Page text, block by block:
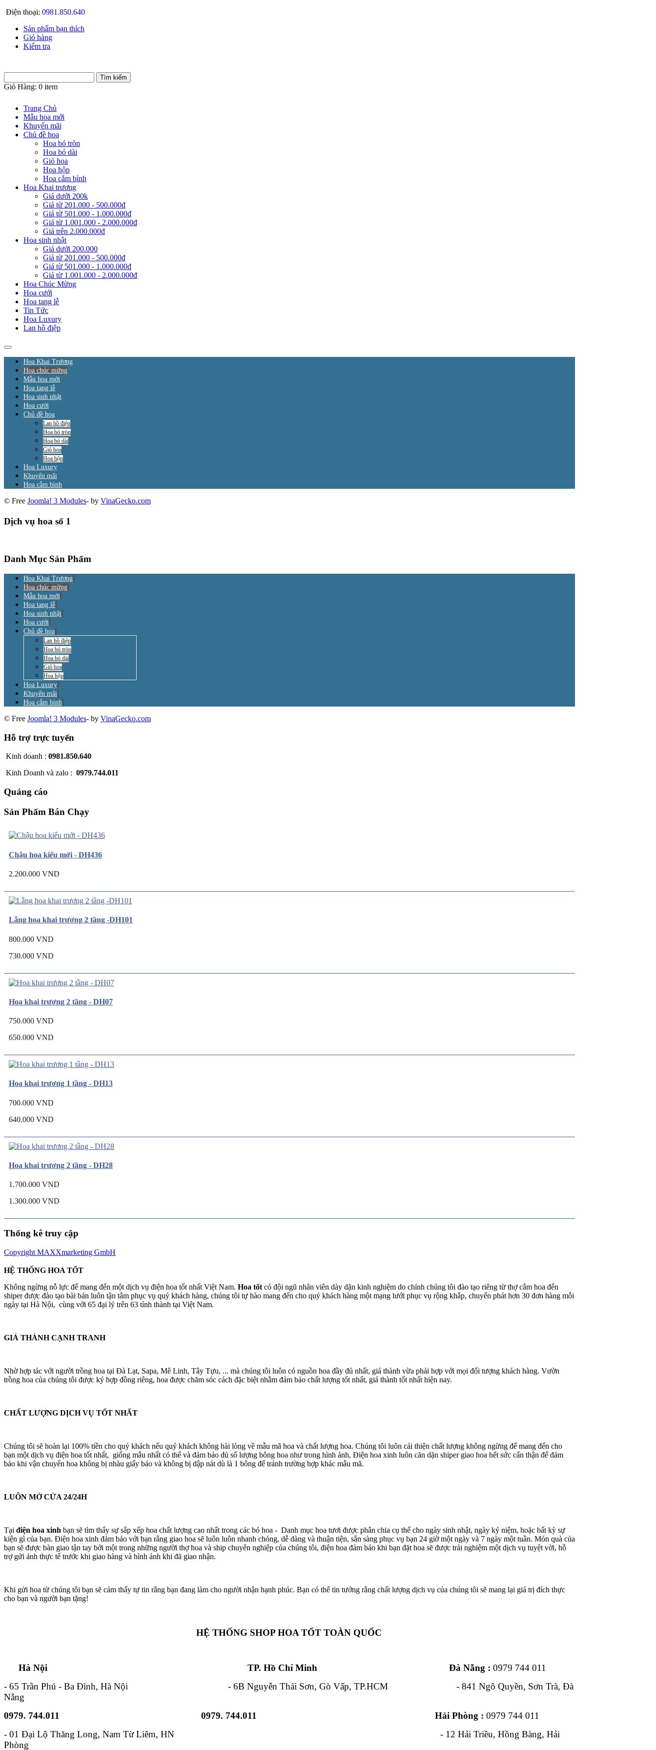
Điện thoại: 0981.850.640
Sản phẩm bạn thích
Giỏ hàng
Kiểm tra
Giỏ Hàng: 0 item
Trang Chủ
Mẫu hoa mới
Khuyến mãi
Chủ đề hoa
Hoa bó tròn
Hoa bó dài
Giỏ hoa
Hoa hộp
Hoa cắm bình
Hoa Khai trương
Giá dưới 200k
Giá từ 201.000 - 500.000đ
Giá từ 501.000 - 1.000.000đ
Giá từ 1.001.000 - 2.000.000đ
Giá trên 2.000.000đ
Hoa sinh nhật
Giá dưới 200.000
Giá từ 201.000 - 500.000đ
Giá từ 501.000 - 1.000.000đ
Giá từ 1.001.000 - 2.000.000đ
Hoa Chúc Mừng
Hoa cưới
Hoa tang lễ
Tin Tức
Hoa Luxury
Lan hồ điệp
Hoa Khai Trương
Hoa chúc mừng
Mẫu hoa mới
Hoa tang lễ
Hoa sinh nhật
Hoa cưới
Chủ đề hoa
Lan hồ điệp
Hoa bó tròn
Hoa bó dài
Giỏ hoa
Hoa hộp
Hoa Luxury
Khuyến mãi
Hoa cắm bình
© Free Joomla! 3 Modules- by VinaGecko.com
Dịch vụ hoa số 1
Danh Mục Sản Phẩm
Hoa Khai Trương
Hoa chúc mừng
Mẫu hoa mới
Hoa tang lễ
Hoa sinh nhật
Hoa cưới
Chủ đề hoa
Lan hồ điệp
Hoa bó tròn
Hoa bó dài
Giỏ hoa
Hoa hộp
Hoa Luxury
Khuyến mãi
Hoa cắm bình
© Free Joomla! 3 Modules- by VinaGecko.com
Hỗ trợ trực tuyến
Kinh doanh : 0981.850.640
Kinh Doanh và zalo : 0979.744.011
Quảng cáo
Sản Phẩm Bán Chạy
Chậu hoa kiểu mới - DH436
2.200.000 VND
Lẵng hoa khai trương 2 tầng -DH101
800.000 VND
730.000 VND
Hoa khai trương 2 tầng - DH07
750.000 VND
650.000 VND
Hoa khai trương 1 tầng - DH13
700.000 VND
640.000 VND
Hoa khai trương 2 tầng - DH28
1.700.000 VND
1.300.000 VND
Thống kê truy cập
Copyright MAXXmarketing GmbH
HỆ THỐNG HOA TỐT
Không ngừng nỗ lực để mang đến một dịch vụ điện hoa tốt nhất Việt Nam. Hoa tốt có đội ngũ nhân viên dày dặn kinh nghiệm do chính chúng tôi đào tạo riêng từ thợ cắm hoa đến
shiper được đào tạo bài bản luôn tận tâm phục vụ quý khách hàng, chúng tôi tự hào mang đến cho quý khách hàng một mạng lưới phục vụ rộng khắp, chuyển phát hơn 30 đơn hàng mỗi
ngày tại Hà Nội, cùng với 65 đại lý trên 63 tỉnh thành tại Việt Nam.
GIÁ THÀNH CẠNH TRANH
Nhờ hợp tác với người trồng hoa tại Đà Lạt, Sapa, Mê Linh, Tây Tựu, ... mà chúng tôi luôn có nguồn hoa đầy đủ nhất, giá thành vừa phải hợp với mọi đối tượng khách hàng. Vườn
trồng hoa của chúng tôi được ký hợp đồng riêng, hoa được chăm sóc cách đặc biệt nhằm đảm bảo chất lượng tốt nhất, giá thành tốt nhất hiện nay.
CHẤT LƯỢNG DỊCH VỤ TỐT NHẤT
Chúng tôi sẽ hoàn lại 100% tiền cho quý khách nếu quý khách không hài lòng về mẫu mã hoa và chất lượng hoa. Chúng tôi luôn cải thiện chất lượng không ngừng để mang đến cho
bạn một dịch vụ điện hoa tốt nhất, giống mẫu nhất có thể và đảm bảo đủ số lượng bông hoa như trong hình ảnh, Điện hoa xinh luôn căn dặn shiper giao hoa hết sức cẩn thận để đảm
bảo khi vận chuyển hoa không bị nhàu giấy báo và không bị dập nát dù là 1 bông để tránh trường hợp khác mẫu mã.
LUÔN MỞ CỬA 24/24H
Tại điện hoa xinh bạn sẽ tìm thấy sự sắp xếp hoa chất lượng cao nhất trong các bó hoa - Danh mục hoa tươi được phân chia cụ thể cho ngày sinh nhật, ngày kỷ niệm, hoặc bất kỳ sự
kiện gì của bạn. Điện hoa xinh đảm bảo với bạn rằng giao hoa sẽ luôn luôn nhanh chóng, dễ dàng và thuận tiện, sẵn sàng phục vụ bạn 24 giờ một ngày và 7 ngày một tuần. Món quà của
bạn sẽ được bàn giao tận tay bởi một trong những người thợ hoa và ship chuyên nghiệp của chúng tôi, điện hoa đảm bảo khi bạn đặt hoa sẽ được trải nghiệm một dịch vụ tuyệt vời, hỗ
trợ gửi ảnh thực tế trước khi giao hàng và hình ảnh khi đã giao nhận.
Khi gửi hoa từ chúng tôi bạn sẽ cảm thấy tự tin rằng bạn đang làm cho người nhận hạnh phúc. Bạn có thể tin tưởng rằng chất lượng dịch vụ của chúng tôi sẽ mang lại giá trị đích thực
cho bạn và người bạn tặng!
HỆ THỐNG SHOP HOA TỐT TOÀN QUỐC
Hà Nội TP. Hồ Chí Minh Đà Nẵng : 0979 744 011
- 65 Trần Phú - Ba Đình, Hà Nội - 6B Nguyễn Thái Sơn, Gò Vấp, TP.HCM - 841 Ngô Quyền, Sơn Trà, Đà
Nẵng
0979. 744.011
0979. 744.011 Hải Phòng : 0979 744 011
- 01 Đại Lộ Thăng Long, Nam Từ Liêm, HN - 12 Hải Triều, Hồng Bàng, Hải
Phòng